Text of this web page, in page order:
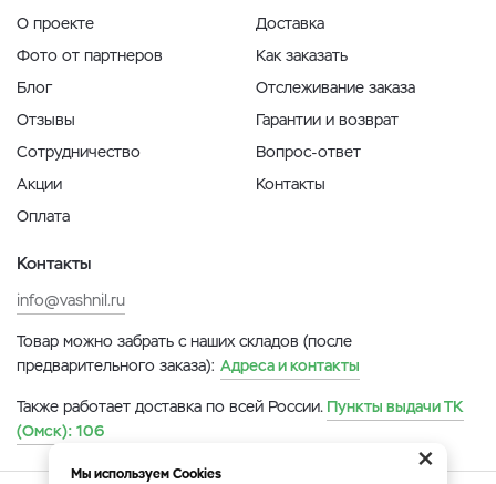
О проекте
Фото от партнеров
Блог
Отзывы
Сотрудничество
Акции
Оплата
Доставка
Как заказать
Отслеживание заказа
Гарантии и возврат
Вопрос-ответ
Контакты
Контакты
info@vashnil.ru
Товар можно забрать с наших складов (после
предварительного заказа): Адреса и контакты
Также работает доставка по всей России. Пункты выдачи ТК
(Омск): 106
×
Мы используем Cookies